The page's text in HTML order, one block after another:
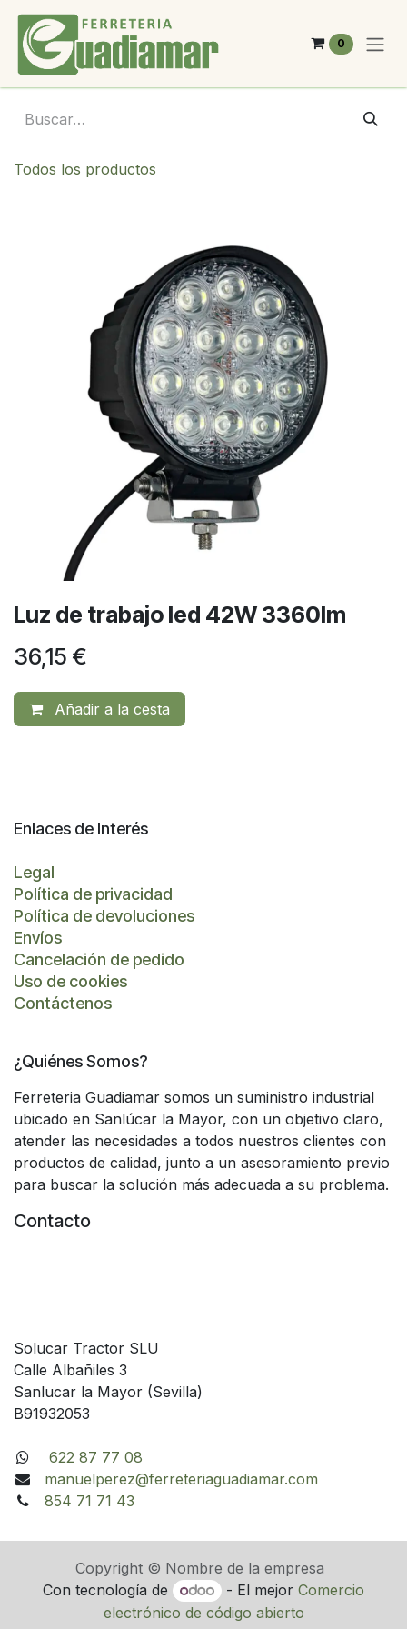
Ir al contenido
0
Todos los productos
Luz de trabajo led 42W 3360lm
36,15 €
Añadir a la cesta
Enlaces de Interés
Legal
Política de privacidad
Política de devoluciones
Envíos
Cancelación de pedido
Uso de cookies
Contáctenos
¿Quiénes Somos?
Ferreteria Guadiamar somos un suministro industrial
ubicado en Sanlúcar la Mayor, con un objetivo claro,
atender las necesidades a todos nuestros clientes con
productos de calidad, junto a un asesoramiento previo
para buscar la solución más adecuada a su problema.
Contacto
Solucar Tractor SLU
Calle Albañiles 3
Sanlucar la Mayor (Sevilla)
B91932053
622 87 77 08
manuelperez@ferreteriaguadiamar.com
854 71 71 43
Copyright © Nombre de la empresa
Con tecnología de
- El mejorComercio
electrónico de código abierto